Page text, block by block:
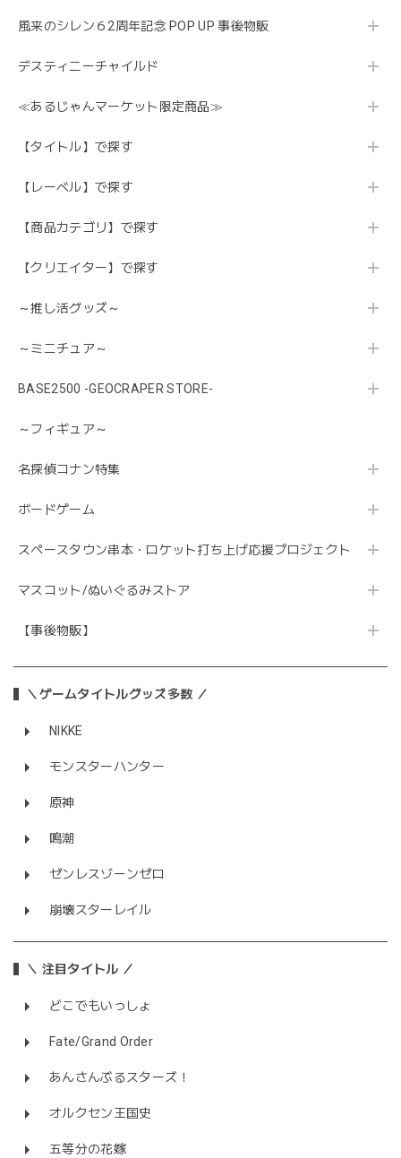
風来のシレン６2周年記念 POP UP 事後物販
デスティニーチャイルド
≪あるじゃんマーケット限定商品≫
【タイトル】で探す
【レーベル】で探す
【商品カテゴリ】で探す
【クリエイター】で探す
～推し活グッズ～
～ミニチュア～
BASE2500 -GEOCRAPER STORE-
～フィギュア～
名探偵コナン特集
ボードゲーム
スペースタウン串本・ロケット打ち上げ応援プロジェクト
マスコット/ぬいぐるみストア
【事後物販】
＼ゲームタイトルグッズ多数 ／
NIKKE
モンスターハンター
原神
鳴潮
ゼンレスゾーンゼロ
崩壊スターレイル
＼ 注目タイトル ／
どこでもいっしょ
Fate/Grand Order
あんさんぶるスターズ！
オルクセン王国史
五等分の花嫁